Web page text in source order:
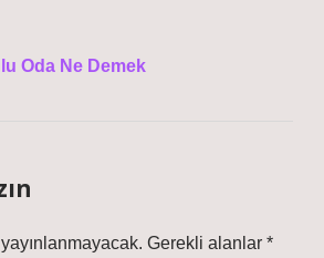
Oda Ne Demek
Gerekli alanlar *